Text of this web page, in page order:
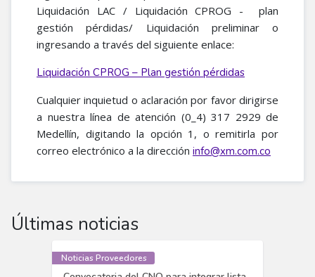
Liquidación LAC / Liquidación CPROG - plan
gestión pérdidas/ Liquidación preliminar o
ingresando a través del siguiente enlace:
Liquidación CPROG – Plan gestión pérdidas
Cualquier inquietud o aclaración por favor dirigirse
a nuestra línea de atención (0_4) 317 2929 de
Medellín, digitando la opción 1, o remitirla por
correo electrónico a la dirección info@xm.com.co
Últimas noticias
Noticias Proveedores